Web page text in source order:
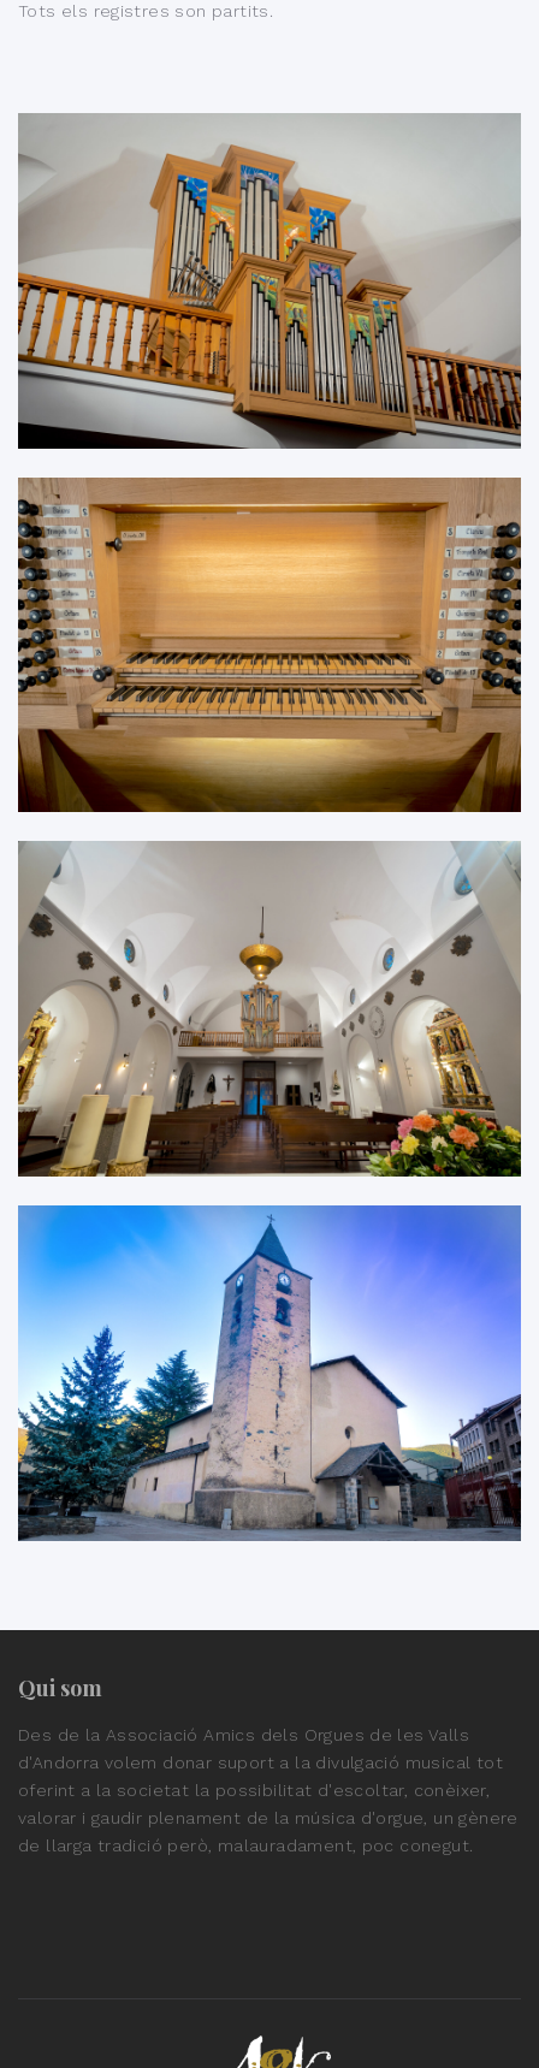
Tots els registres son partits.
Qui som
Des de la Associació Amics dels Orgues de les Valls
d'Andorra volem donar suport a la divulgació musical tot
oferint a la societat la possibilitat d'escoltar, conèixer,
valorar i gaudir plenament de la música d'orgue, un gènere
de llarga tradició però, malauradament, poc conegut.